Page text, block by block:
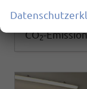
Verbrauch
CO -Klasse:
CO2-